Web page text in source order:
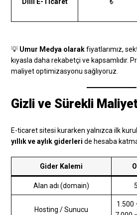
💡 Umur Medya olarakfiyatlarımız,
kıyasla daha rekabetçi ve kapsamlıdır.
maliyet optimizasyonu sağlıyoruz.
Gizli ve Sürekli
E-ticaret sitesi kurarken yalnızca ilk
yıllık ve aylık giderleri de hesaba
Gider Kalemi
Alan adı (domain)
Hosting / Sunucu
1.500